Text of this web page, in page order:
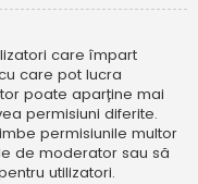
care împart
care pot lucra
poate aparține mai
permisiuni diferite.
permisiunile multor
de moderator sau să
utilizatori.